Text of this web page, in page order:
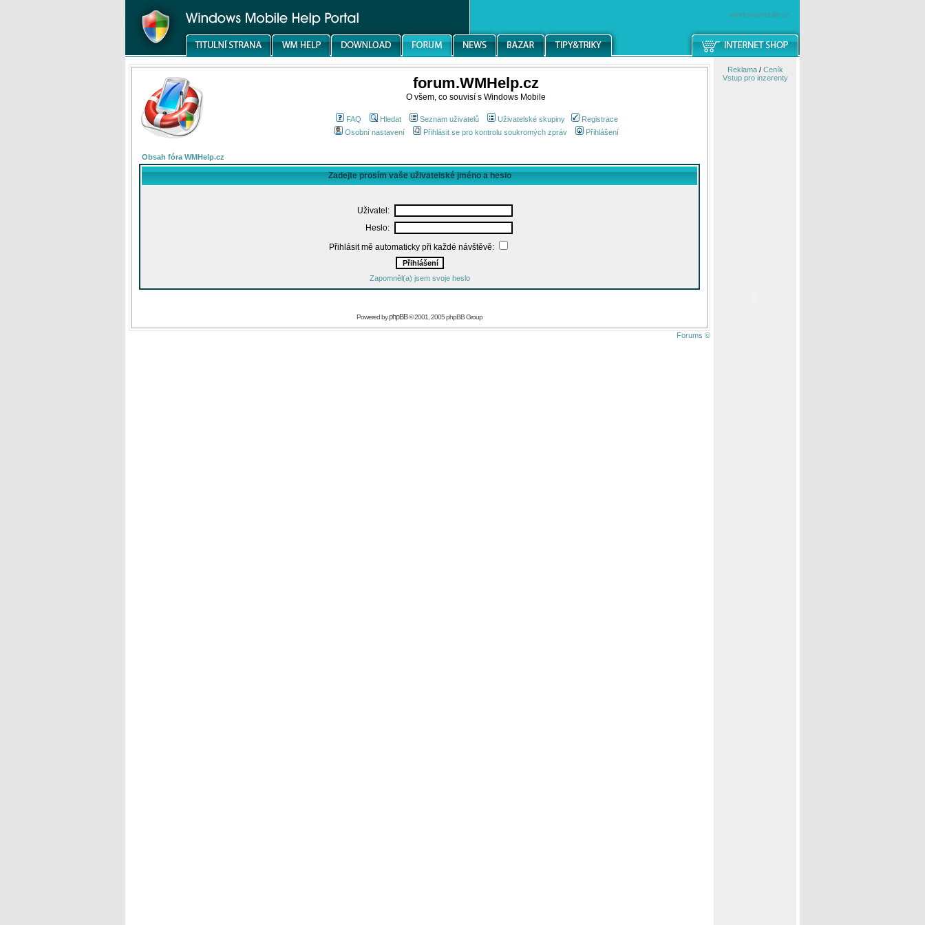
windowsmobile.cz
forum.WMHelp.cz
O všem, co souvisí s Windows Mobile
FAQ Hledat Seznam uživatelů Uživatelské skupiny
Registrace
Osobní nastavení
Přihlásit se pro kontrolu soukromých zpráv Přihlášení
Obsah fóra WMHelp.cz
Zadejte prosím vaše uživatelské jméno a heslo
Uživatel:
Heslo:
Přihlásit mě automaticky při každé návštěvě:
Zapomněl(a) jsem svoje heslo
Powered byphpBB© 2001, 2005 phpBB Group
Forums ©
Reklama/ Ceník
Vstup pro inzerenty